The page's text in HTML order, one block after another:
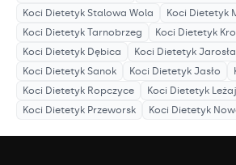
Koci Dietetyk Stalowa Wola Koci Dietetyk
Koci Dietetyk Tarnobrzeg Koci Dietetyk
Koci Dietetyk Dębica Koci Dietetyk
Koci Dietetyk Sanok Koci Dietetyk Jasło
Koci Dietetyk Ropczyce Koci Dietetyk
Koci Dietetyk Przeworsk Koci Dietetyk